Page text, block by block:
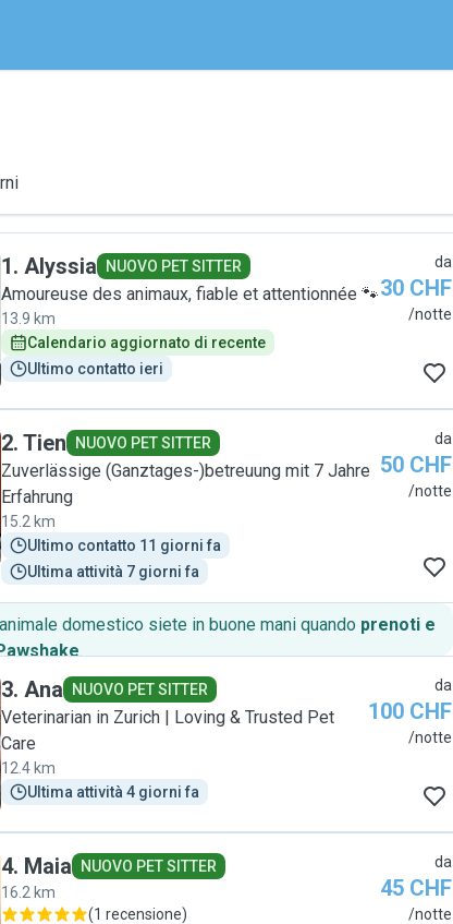
1. Alyssia NUOVO PET SITTER
Amoureuse des animaux, fiable et attentionnée 🐾
13.9 km
Calendario aggiornato di recente
Ultimo contatto ieri
da
30 CHF
/notte
2. Tien NUOVO PET SITTER
Zuverlässige (Ganztages-)betreuung mit 7 Jahre
Erfahrung
15.2 km
Ultimo contatto 11 giorni fa
Ultima attività 7 giorni fa
da
50 CHF
/notte
domestico siete in buone mani quando prenoti e
.
3. Ana NUOVO PET SITTER
Veterinarian in Zurich | Loving & Trusted Pet
Care
12.4 km
Ultima attività 4 giorni fa
da
100 CHF
/notte
4. Maia
NUOVO PET SITTER
16.2 km
(1 recensione)
da
45 CHF
/notte